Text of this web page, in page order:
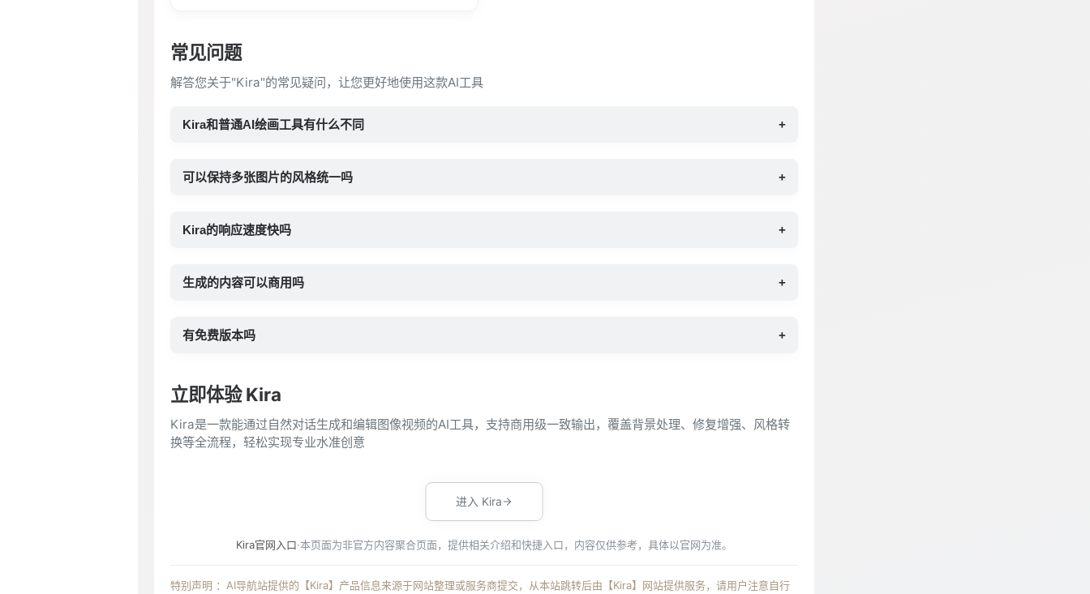
常见问题
解答您关于"Kira"的常见疑问，让您更好地使用这款AI工具
Kira和普通AI绘画工具有什么不同 +
可以保持多张图片的风格统一吗 +
Kira的响应速度快吗 +
生成的内容可以商用吗 +
有免费版本吗 +
立即体验 Kira
Kira是一款能通过自然对话生成和编辑图像视频的AI工具，支持商用级一致输出，覆盖背景处理、修复增强、风格转
换等全流程，轻松实现专业水准创意
进入 Kira
Kira官网入口·本页面为非官方内容聚合页面，提供相关介绍和快捷入口，内容仅供参考，具体以官网为准。
特别声明 ：AI导航站提供的【Kira】产品信息来源于网站整理或服务商提交，从本站跳转后由【Kira】网站提供服务，请用户注意自行